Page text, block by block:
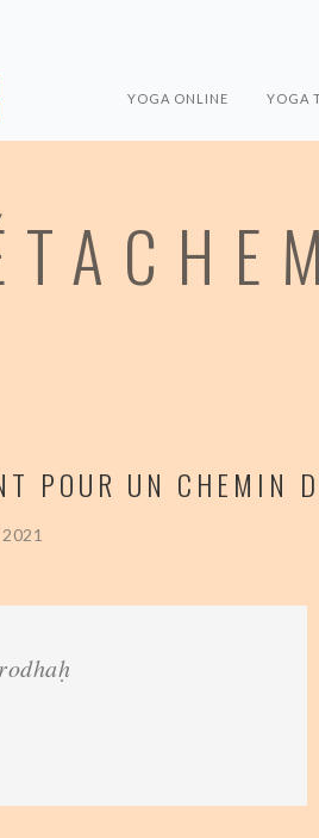
YOGA ONLINE YOGA
POUR UN CHEMIN